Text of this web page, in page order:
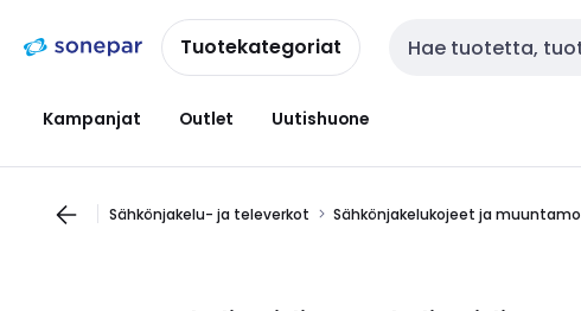
navigointiinsisältöönTuotekategoriat Haku
Kampanjat Outlet Uutishuone
Sähkönjakelu- ja televerkot Sähkönjakelukojeet ja muuntamo